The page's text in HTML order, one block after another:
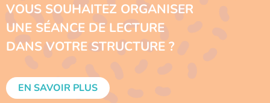
VOUS SOUHAITEZ ORGANISER
UNE SÉANCE DE LECTURE
DANS VOTRE STRUCTURE ?
EN SAVOIR PLUS